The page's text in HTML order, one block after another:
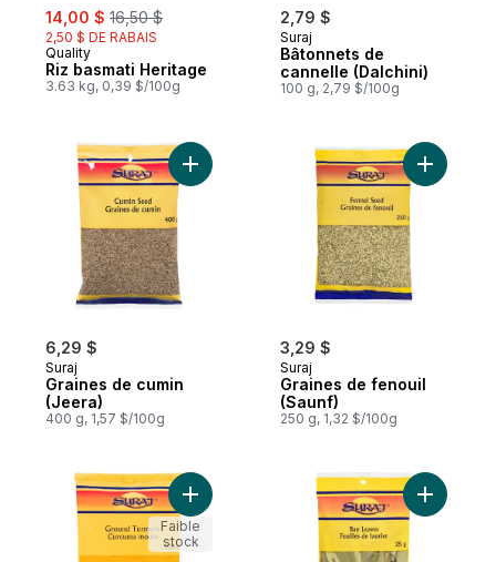
sale:
14,00 $ , formerly:
16,50 $
2,50 $ DE RABAIS
Quality
Riz basmati Heritage
3.63 kg, 0,39 $/100g
2,79 $
Suraj
Bâtonnets de
cannelle (Dalchini)
100 g, 2,79 $/100g
6,29 $
Suraj
Graines de cumin
(Jeera)
400 g, 1,57 $/100g
Ajouter Graines de cumin (Jeera) au
3,29 $
Suraj
Graines de fenouil
(Saunf)
250 g, 1,32 $/100g
Ajouter
Ajouter Curcuma moulu (Pisi Haldi) au
Faible
stock
Ajouter